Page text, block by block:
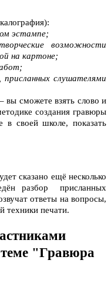
эстампе;
возможности
на картоне;
слушателями
вы сможете взять слово и
создания гравюры
в своей школе, показать
сказано ещё несколько
разбор присланных
ответы на вопросы,
техники печати.
"Гравюра